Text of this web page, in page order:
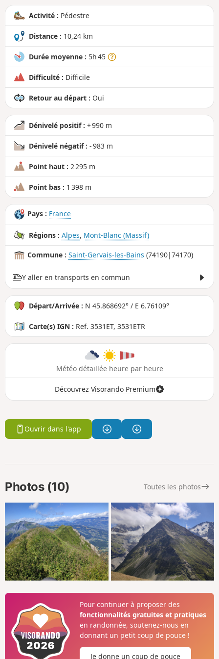
n
d
Activité : Pédestre
Distance : 10,24 km
Durée moyenne : 5h 45
Difficulté : Difficile
Retour au départ : Oui
Dénivelé positif : + 990 m
Dénivelé négatif : - 983 m
Point haut : 2 295 m
Point bas : 1 398 m
Pays : France
Régions : Alpes, Mont-Blanc (Massif)
Commune : Saint-Gervais-les-Bains (74190|74170)
Y aller en transports en commun
Départ/Arrivée : N 45.868692° / E 6.76109°
Carte(s) IGN : Ref. 3531ET, 3531ETR
Météo détaillée heure par heure
Découvrez Visorando Premium
Ouvrir dans l'app
Photos (10) Toutes les photos
Pour continuer à proposer des
fonctionnalités gratuites et pratiques
en randonnée, soutenez-nous en
donnant un petit coup de pouce !
Je donne un coup de pouce